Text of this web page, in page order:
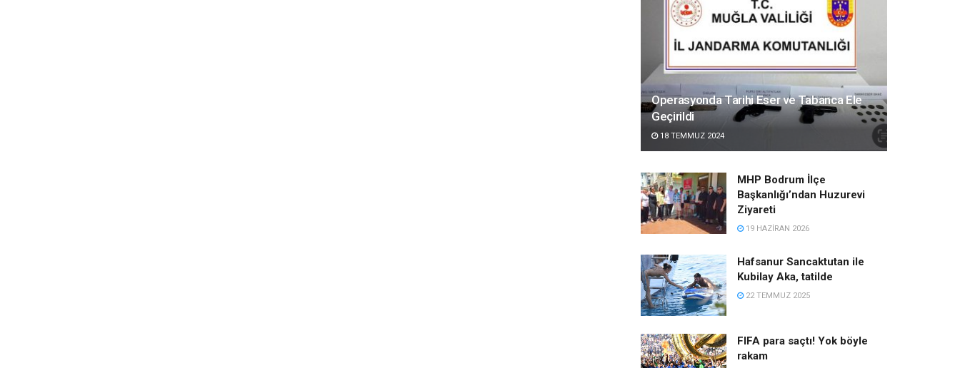
Operasyonda Tarihi Eser ve Tabanca Ele
Geçirildi
18 TEMMUZ 2024
MHP Bodrum İlçe
Başkanlığı’ndan Huzurevi
Ziyareti
19 HAZIRAN 2026
Hafsanur Sancaktutan ile
Kubilay Aka, tatilde
22 TEMMUZ 2025
FIFA para saçtı! Yok böyle
rakam